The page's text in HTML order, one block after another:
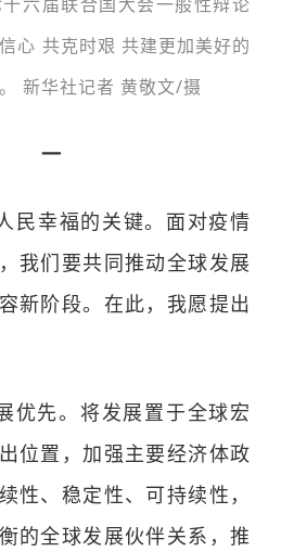
六届联合国大会一般性辩论
心 共克时艰 共建更加美好的
新华社记者 黄敬文/摄
一
民幸福的关键。面对疫情
我们要共同推动全球发展
新阶段。在此，我愿提出
先。将发展置于全球宏
位置，加强主要经济体政
性、稳定性、可持续性，
的全球发展伙伴关系，推